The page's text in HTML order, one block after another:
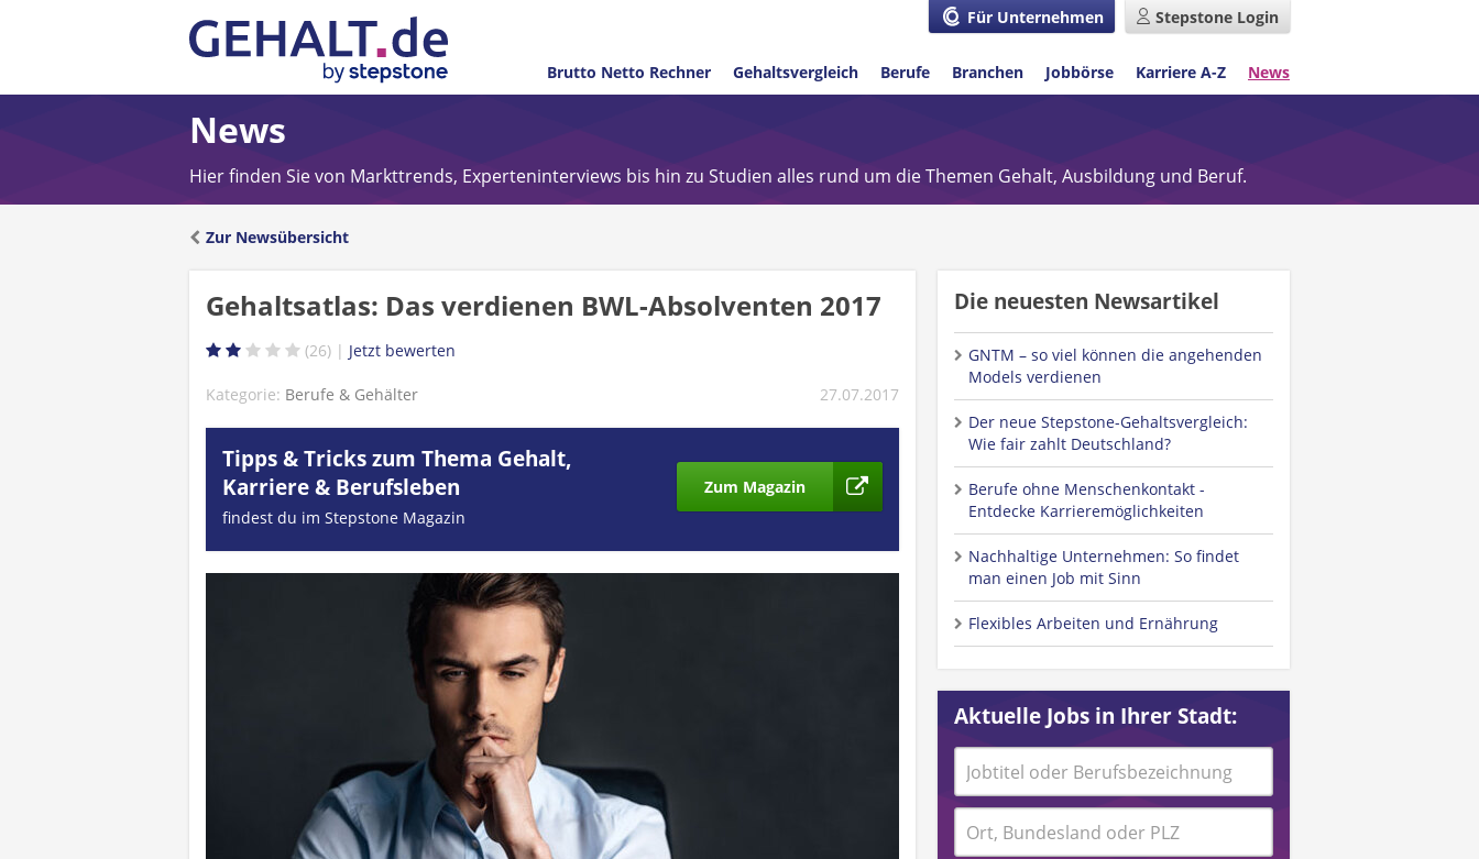
Für Unternehmen Stepstone Login
Brutto Netto Rechner Gehaltsvergleich Berufe Branchen Jobbörse Karriere A-Z News
News
Hier finden Sie von Markttrends, Experteninterviews bis hin zu Studien alles rund um die Themen Gehalt, Ausbildung und Beruf.
Zur Newsübersicht
Gehaltsatlas: Das verdienen BWL-Absolventen 2017
26
Kategorie: Berufe & Gehälter 27.07.2017
Tipps & Tricks zum Thema Gehalt,
Karriere & Berufsleben
findest du im Stepstone Magazin
Zum Magazin
Die neuesten Newsartikel
GNTM – so viel können die angehenden
Models verdienen
Der neue Stepstone-Gehaltsvergleich:
Wie fair zahlt Deutschland?
Berufe ohne Menschenkontakt -
Entdecke Karrieremöglichkeiten
Nachhaltige Unternehmen: So findet
man einen Job mit Sinn
Flexibles Arbeiten und Ernährung
Aktuelle Jobs in Ihrer Stadt: